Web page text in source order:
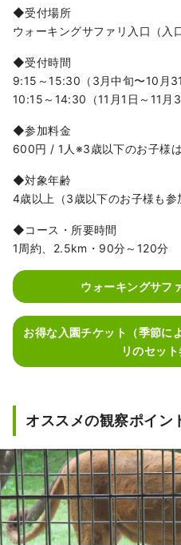
◆受付場所
ウォーキングサファリ入口（入
◆受付時間
9:15～15:30（3月中旬〜10月
10:15～14:30（11月1日～11月
◆参加料金
600円 / 1人※3歳以下のお子様
◆対象年齢
4歳以上（3歳以下のお子様も参
◆コース・所要時間
1周約、2.5km・90分～120分
ウォーキングサフ
お得な入園チケット（季節に
リのセット
オススメの観察ポイン